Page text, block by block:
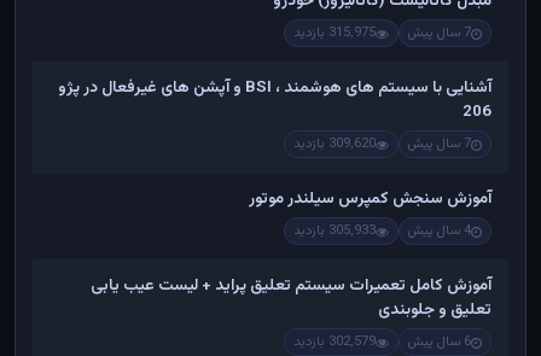
7 سال پیش 315,975 بازدید
آشنایی با سیستم های هوشمند ، BSI و آپشن های غیرفعال در پژو
206
7 سال پیش 309,620 بازدید
آموزش سنجش کمپرس سیلندر موتور
4 سال پیش 305,933 بازدید
آموزش کامل تعمیرات سیستم تعلیق پراید + لیست عیب یابی
تعلیق و جلوبندی
6 سال پیش 302,579 بازدید